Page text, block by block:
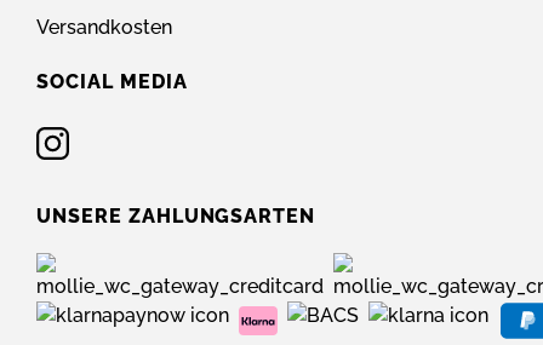
Versandkosten
SOCIAL MEDIA
UNSERE ZAHLUNGSARTEN